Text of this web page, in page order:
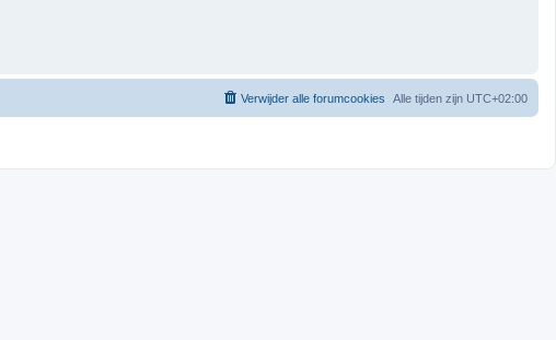
Alle tijden zijn UTC+02:00
Verwijder alle forumcookies